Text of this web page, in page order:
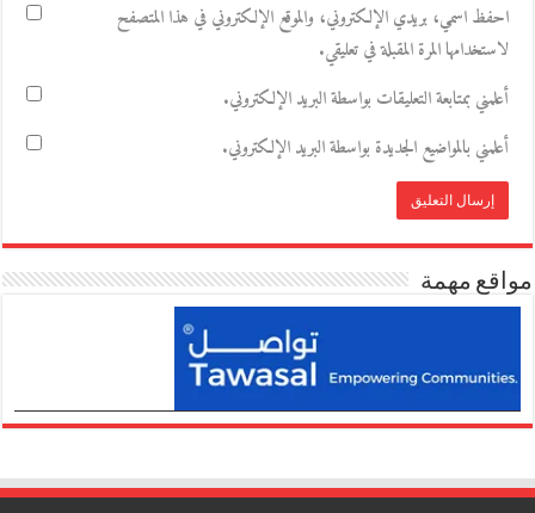
احفظ اسمي، بريدي الإلكتروني، والموقع الإلكتروني في هذا المتصفح
لاستخدامها المرة المقبلة في تعليقي.
أعلمني بمتابعة التعليقات بواسطة البريد الإلكتروني.
أعلمني بالمواضيع الجديدة بواسطة البريد الإلكتروني.
مواقع مهمة